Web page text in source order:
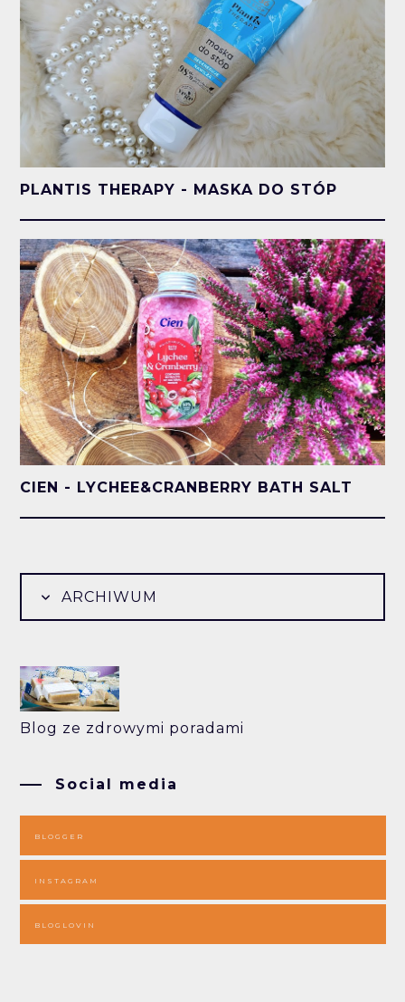
PLANTIS THERAPY - MASKA DO STÓP
CIEN - LYCHEE&CRANBERRY BATH SALT
ARCHIWUM
Blog ze zdrowymi poradami
Social media
BLOGGER
INSTAGRAM
BLOGLOVIN